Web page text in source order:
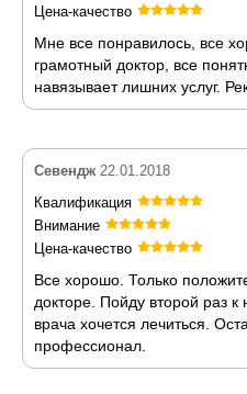
Цена-качество
Мне все понравилось, все
грамотный доктор, все
навязывает лишних услуг.
Севендж 22.01.2018
Квалификация
Внимание
Цена-качество
Все хорошо. Только
докторе. Пойду второй раз
врача хочется лечиться.
профессионал.